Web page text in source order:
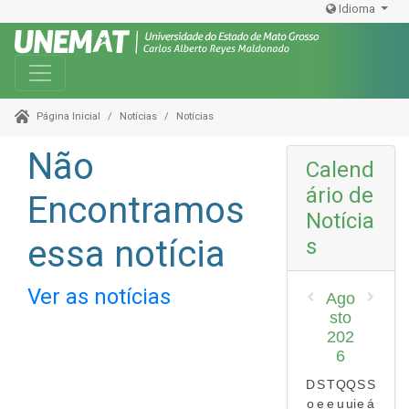
Idioma
Toggle navigation
Página Inicial Notícias Notícias
Não
Encontramos
essa notícia
Ver as notícias
Calend
ário de
Notícia
s
Ago
sto
202
6
D
o
S
e
T
e
Q
u
Q
ui
S
e
S
á